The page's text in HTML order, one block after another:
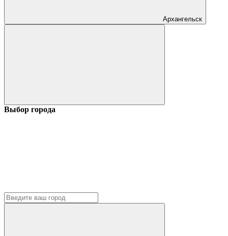
Архангельск
Выбор города